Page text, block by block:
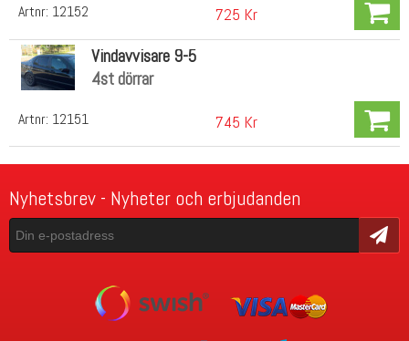
Artnr: 12152 725 Kr
Artnr: 12151
Vindavvisare 9-5
4st dörrar
745 Kr
Nyhetsbrev - Nyheter och erbjudanden
Skicka